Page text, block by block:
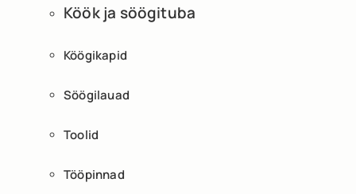
Köök ja söögituba
Köögikapid
Söögilauad
Toolid
Tööpinnad